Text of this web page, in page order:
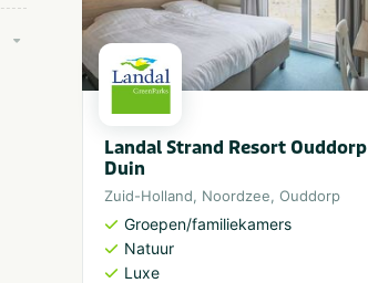
Landal Strand Resort Ouddorp
Duin
Zuid-Holland, Noordzee, Ouddorp
Groepen/familiekamers
Natuur
Luxe